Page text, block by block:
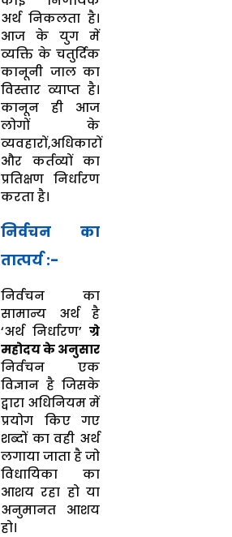
अर्थ निकलता है।
आज के युग में
व्यक्ति के चतुर्दिक
कानूनी जाल का
विस्तार व्याप्त है।
कानून ही आज
लोगों के
व्यवहारों,अधिकारों
और कर्तव्यों का
प्रतिक्षण निर्धारण
करता है।
निर्वचन का
तात्पर्य :-
निर्वचन का
सामान्य अर्थ है
‘अर्थ निर्धारण’ग्रे
महोदय के अनुसार
निर्वचन एक
विज्ञान है जिसके
द्वारा अधिनियम में
प्रयोग किए गए
शब्दों का वही अर्थ
लगाया जाता है जो
विधायिका का
आशय रहा हो या
अनुमानत आशय
हो।